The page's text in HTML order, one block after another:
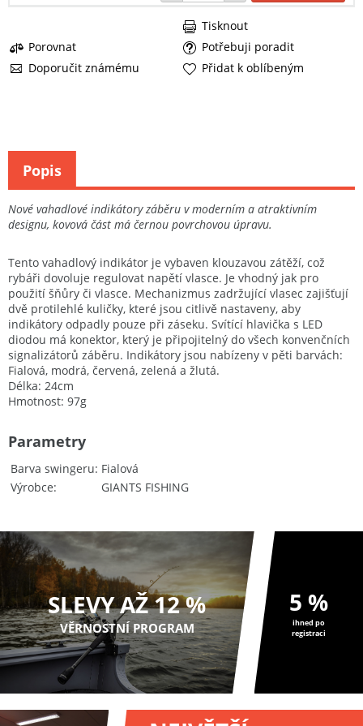
Porovnat
Potřebuji poradit
Doporučit známému
Tisknout
Přidat k oblíbeným
Nové vahadlové indikátory záběru v moderním a atraktivním
designu, kovová část má černou povrchovou úpravu.
Tento vahadlový indikátor je vybaven klouzavou zátěží, což
rybáři dovoluje regulovat napětí vlasce. Je vhodný jak pro
použití šňůry či vlasce. Mechanizmus zadržující vlasec zajišťují
dvě protilehlé kuličky, které jsou citlivě nastaveny, aby
indikátory odpadly pouze při záseku. Svítící hlavička s LED
diodou má konektor, který je připojitelný do všech konvenčních
signalizátorů záběru. Indikátory jsou nabízeny v pěti barvách:
Fialová, modrá, červená, zelená a žlutá.
Délka: 24cm
Hmotnost: 97g
Barva swingeru Fialová
Výrobce
GIANTS FISHING
Parametry
Popis
SLEVY AŽ 12 %
VĚRNOSTNÍ PROGRAM
5 %
ihned po
registraci